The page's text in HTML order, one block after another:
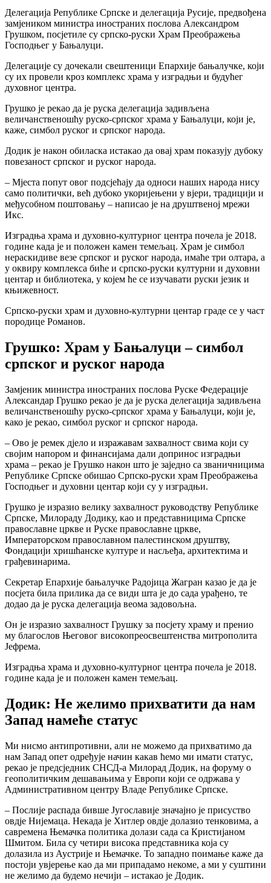
Делегација Републике Српске и делегација Русије, предвођена
замјеником министра иностраних послова Александром
Грушком, посјетиле су српско-руски Храм Преображења
Господњег у Бањалуци.
Делегације су дочекали свештеници Епархије бањалучке, који
су их провели кроз комплекс храма у изградњи и будућег
духовног центра.
Грушко је рекао да је руска делегација задивљена
величанственошћу руско-српског храма у Бањалуци, који је,
каже, симбол руског и српског народа.
Додик је након обиласка истакао да овај храм показују дубоку
повезаност српског и руског народа.
– Мјеста попут овог подсјећају да односи наших народа нису
само политички, већ дубоко укоријењени у вјери, традицији и
међусобном поштовању – написао је на друштвеној мрежи
Икс.
Изградња храма и духовно-културног центра почела је 2018.
године када је и положен камен темељац. Храм је симбол
нераскидиве везе српског и руског народа, имаће три олтара, а
у оквиру комплекса биће и српско-руски културни и духовни
центар и библиотека, у којем ће се изучавати руски језик и
књижевност.
Српско-руски храм и духовно-културни центар граде се у част
породице Романов.
Грушко: Храм у Бањалуци – симбол
српског и руског народа
Замјеник министра иностраних послова Руске Федерације
Александар Грушко рекао је да је руска делегација задивљена
величанственошћу руско-српског храма у Бањалуци, који је,
како је рекао, симбол руског и српског народа.
– Ово је ремек дјело и изражавам захвалност свима који су
својим напором и финансијама дали допринос изградњи
храма – рекао је Грушко након што је заједно са званичницима
Републике Српске обишао Српско-руски храм Преображења
Господњег и духовни центар који су у изградњи.
Грушко је изразио велику захвалност руководству Републике
Српске, Милораду Додику, као и представницима Српске
православне цркве и Руске православне цркве,
Императорском православном палестинском друштву,
Фондацији хришћанске културе и насљеђа, архитектима и
грађевинарима.
Секретар Епархије бањалучке Радојица Жагран казао је да је
посјета била прилика да се види шта је до сада урађено, те
додао да је руска делегација веома задовољна.
Он је изразио захвалност Грушку за посјету храму и пренио
му благослов Његовог високопреосвештенства митрополита
Јефрема.
Изградња храма и духовно-културног центра почела је 2018.
године када је и положен камен темељац.
Додик: Не желимо прихватити да нам
Запад намеће статус
Ми нисмо антипротивни, али не можемо да прихватимо да
нам Запад опет одређује начин какав ћемо ми имати статус,
рекао је предсједник СНСД-а Милорад Додик, на форуму о
геополитичким дешавањима у Европи који се одржава у
Административном центру Владе Републике Српске.
– Послије распада бивше Југославије значајно је присуство
овдје Нијемаца. Некада је Хитлер овдје долазио тенковима, а
савремена Њемачка политика долази сада са Кристијаном
Шмитом. Била су четири висока представника која су
долазила из Аустрије и Њемачке. То западно поимање каже да
постоји увјерење као да ми припадамо некоме, а ми у суштини
не желимо да будемо нечији – истакао је Додик.